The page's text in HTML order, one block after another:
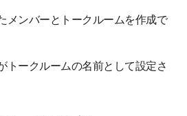
メンバーとトークルームを作成で
トークルームの名前として設定さ